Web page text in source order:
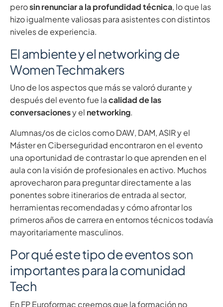
perosin renunciar a la profundidad técnica, lo que las
hizo igualmente valiosas para asistentes con distintos
niveles de experiencia.
El ambiente y el networking de
Women Techmakers
Uno de los aspectos que más se valoró durante y
después del evento fue lacalidad de las
conversacionesy el networking.
Alumnas/os de ciclos como DAW, DAM, ASIR y el
Máster en Ciberseguridad encontraron en el evento
una oportunidad de contrastar lo que aprenden en el
aula con la visión de profesionales en activo. Muchos
aprovecharon para preguntar directamente a las
ponentes sobre itinerarios de entrada al sector,
herramientas recomendadas y cómo afrontar los
primeros años de carrera en entornos técnicos todavía
mayoritariamente masculinos.
Por qué este tipo de eventos son
importantes para la comunidad
Tech
En FP Euroformac creemos que la formación no